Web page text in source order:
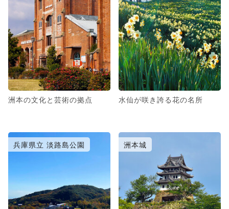
洲本の文化と芸術の拠点 水仙が咲き誇る花の名所
兵庫県立 淡路島公園 洲本城